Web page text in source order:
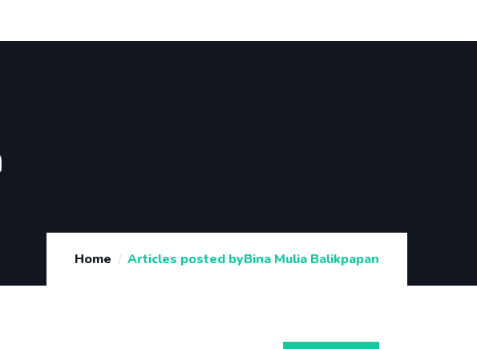
Home Articles posted byBina Mulia Balikpapan